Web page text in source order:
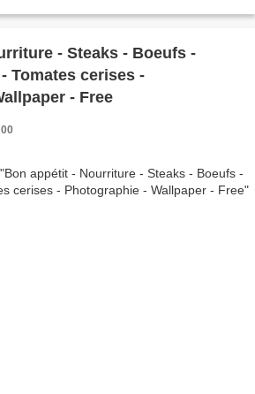
- Steaks - Boeufs -
Tomates cerises -
- Free